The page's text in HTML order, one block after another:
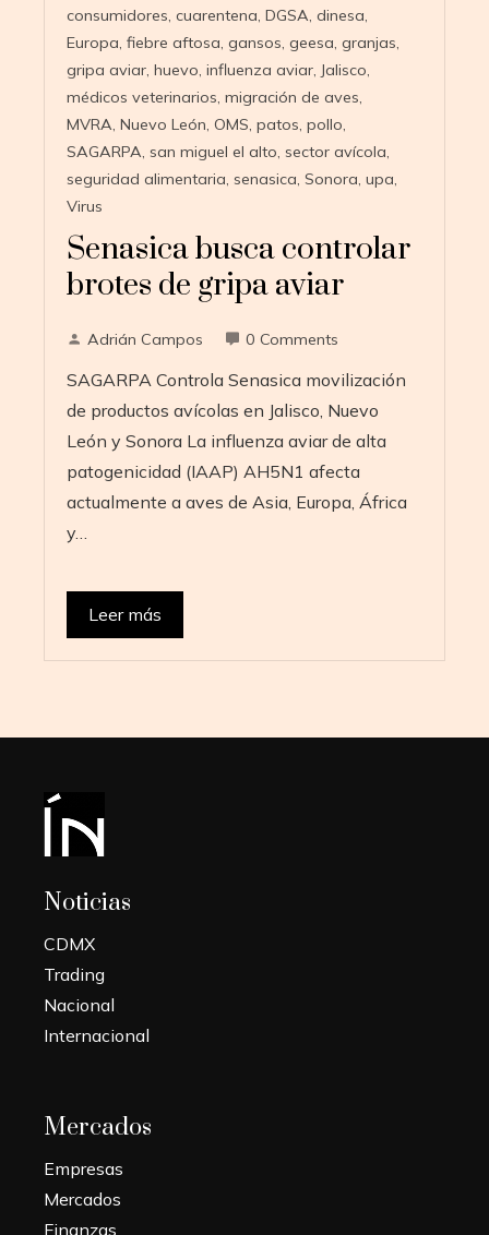
consumidores, cuarentena, DGSA, dinesa,
Europa, fiebre aftosa, gansos, geesa, granjas,
gripa aviar, huevo, influenza aviar, Jalisco,
médicos veterinarios, migración de aves,
MVRA, Nuevo León, OMS, patos, pollo,
SAGARPA, san miguel el alto, sector avícola,
seguridad alimentaria, senasica, Sonora, upa,
Virus
Senasica busca controlar
brotes de gripa aviar
Adrián Campos 0 Comments
SAGARPA Controla Senasica movilización
de productos avícolas en Jalisco, Nuevo
León y Sonora ​La influenza aviar de alta
patogenicidad (IAAP) AH5N1 afecta
actualmente a aves de Asia, Europa, África
y…
Leer más
Noticias
CDMX
Trading
Nacional
Internacional
Mercados
Empresas
Mercados
Finanzas